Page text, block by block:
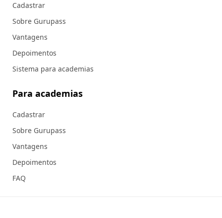
Cadastrar
Sobre Gurupass
Vantagens
Depoimentos
Sistema para academias
Para academias
Cadastrar
Sobre Gurupass
Vantagens
Depoimentos
FAQ